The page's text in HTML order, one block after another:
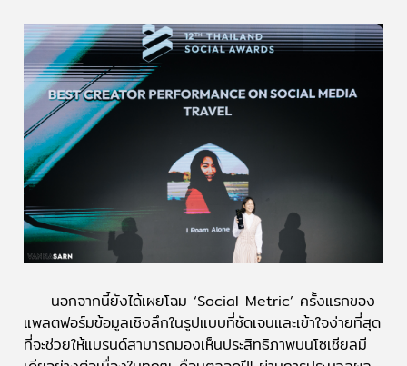
นอกจากนี้ยังได้เผยโฉม ‘Social Metric’ ครั้งแรกของ
แพลตฟอร์มข้อมูลเชิงลึกในรูปแบบที่ชัดเจนและเข้าใจง่ายที่สุด
ที่จะช่วยให้แบรนด์สามารถมองเห็นประสิทธิภาพบนโซเชียลมี